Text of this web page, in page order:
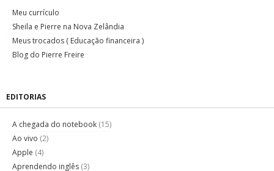
Meu currículo
Sheila e Pierre na Nova Zelândia
Meus trocados ( Educação financeira )
Blog do Pierre Freire
EDITORIAS
A chegada do notebook (15)
Ao vivo (2)
Apple (4)
Aprendendo inglês (3)